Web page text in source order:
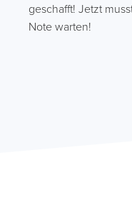
geschafft! Jetzt
Note warten!